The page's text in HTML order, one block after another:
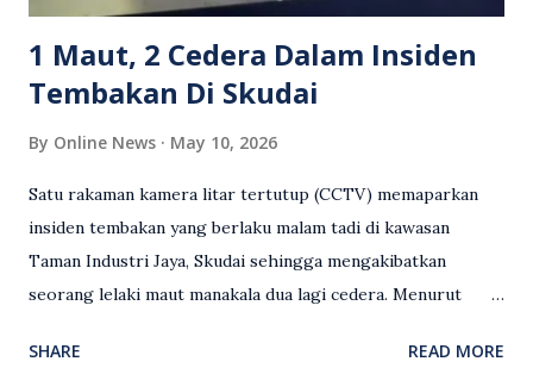
terhadap wanita dipercayai menjadi mangs...
1 Maut, 2 Cedera Dalam Insiden
Tembakan Di Skudai
By Online News May 10, 2026
Satu rakaman kamera litar tertutup (CCTV) memaparkan
insiden tembakan yang berlaku malam tadi di kawasan
Taman Industri Jaya, Skudai sehingga mengakibatkan
seorang lelaki maut manakala dua lagi cedera. Menurut
kejadian berlaku sekitar jam 11 malam dan pihak polis
SHARE READ MORE